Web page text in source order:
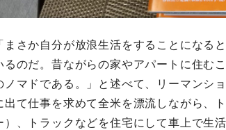
まさか自分が放浪生活をすることになる
るのだ。昔ながらの家やアパートに住む
ノマドである。」
と述べて、リーマンシ
出て仕事を求めて全米を漂流 しながら、
）、トラックなどを住宅に して車上で生